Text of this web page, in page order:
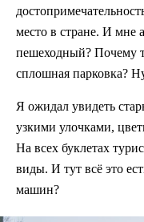
место в стране. И мне
пешеходный? Почему
сплошная парковка?
Я ожидал увидеть
узкими улочками,
На всех буклетах
виды. И тут всё это
машин?